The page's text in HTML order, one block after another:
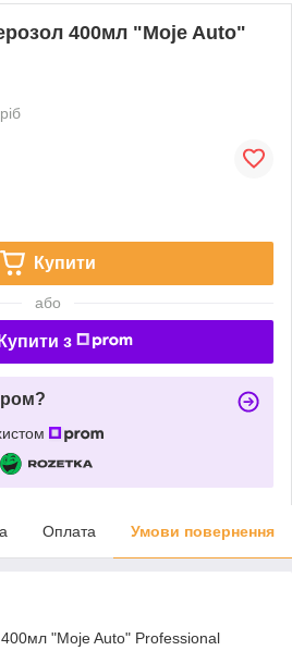
400мл "Moje Auto"
Купити
або
Купити з
Оплата Умови повернення
400мл "Moje Auto" Professional